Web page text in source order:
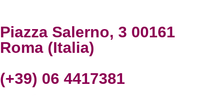
Piazza Salerno, 3 00161
Roma (Italia)
(+39) 06 4417381